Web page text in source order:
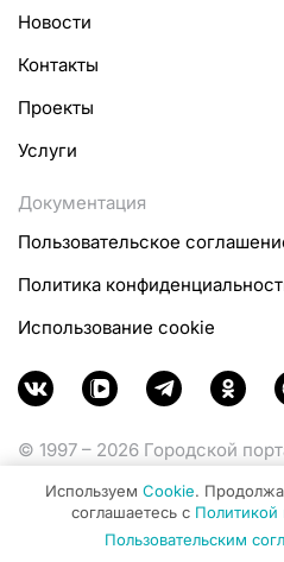
Новости
Контакты
Проекты
Услуги
Документация
Пользовательское
Политика
Использование cookie
© 1997 – 2026 Городской
Министерства цифрового
коммуникаций Российской
Используем Cookie.
соглашаетесь с Политикой
Пользовательским